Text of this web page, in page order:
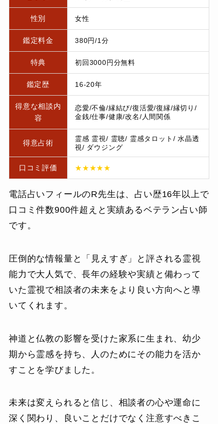
性別 女性
鑑定料金 380円/1分
特典 初回3000円分無料
鑑定歴 16-20年
得意な相談内
容
恋愛/不倫/縁結び/復活愛/復縁/縁切り/
金銭/仕事/健康/改名/人間関係
得意占術
霊感 霊視/ 霊聴/ 霊感タロット/ 水晶透
視/ ダウジング
口コミ評価 ★★★★★
電話占いフィールのR先生は、占い歴16年以上で
口コミ件数900件超えと実績あるベテラン占い師
です。
圧倒的な情報量と「見えすぎ」と評される霊視
能力で大人気で、長年の経験や実績と備わって
いた霊視で相談者の未来をより良い方向へと導
いてくれます。
神道と仏教の影響を受けた家系に生まれ、幼少
期から霊感を持ち、人のためにその能力を活か
すことを学びました。
未来は変えられると信じ、相談者の心や運命に
深く関わり、良いことだけでなく注意すべきこ